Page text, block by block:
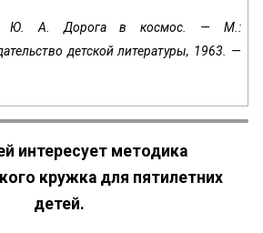
Ю. А. Дорога в космос. — М.:
детской литературы, 1963. —
интересует методика
кружка для пятилетних
детей.